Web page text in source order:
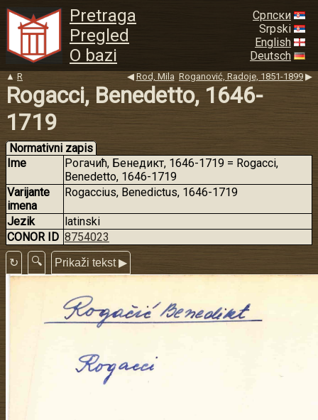
Pretraga
Pregled
O bazi
Српски
Srpski
English
Deutsch
▲ R ◀ Rod, Mila Roganović, Radoje, 1851-1899 ▶
Rogacci, Benedetto, 1646-
1719
Normativni zapis
Ime
Рогачић, Бенедикт, 1646-1719 = Rogacci,
Benedetto, 1646-1719
Varijante
imena
Rogaccius, Benedictus, 1646-1719
Jezik
latinski
CONOR ID 8754023